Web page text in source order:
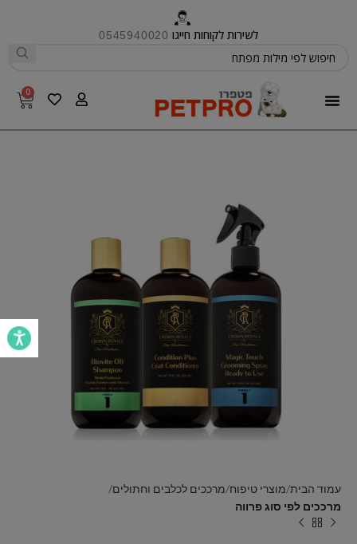
לשירות לקוחות חייגו 0545940020
0
עמוד הבית מוצרי טיפוח מרככים לכלבים וחתולים
מרככים לפי סוג פרווה